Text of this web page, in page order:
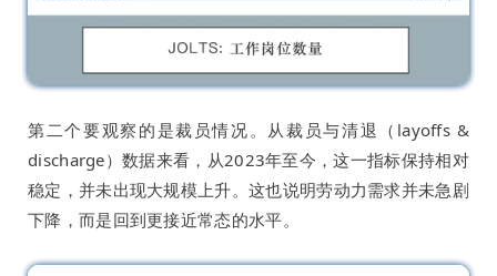
第二个要观察的是裁员情况。从裁员与清退（layoffs &
discharge）数据来看，从2023年至今，这一指标保持相对
稳定，并未出现大规模上升。这也说明劳动力需求并未急剧
下降，而是回到更接近常态的水平。